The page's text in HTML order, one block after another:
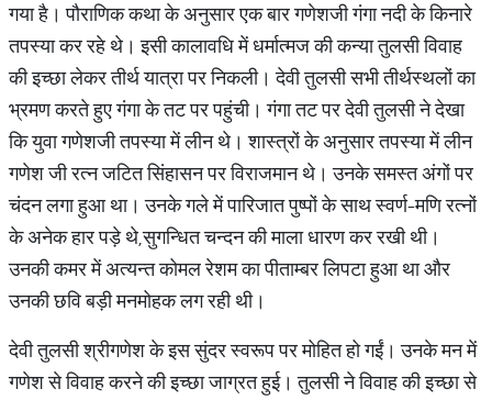
गया है। पौराणिक कथा के अनुसार एक बार गणेशजी गंगा नदी के किनारे
तपस्या कर रहे थे। इसी कालावधि में धर्मात्मज की कन्या तुलसी विवाह
की इच्छा लेकर तीर्थ यात्रा पर निकली। देवी तुलसी सभी तीर्थस्थलों का
भ्रमण करते हुए गंगा के तट पर पहुंची। गंगा तट पर देवी तुलसी ने देखा
कि युवा गणेशजी तपस्या में लीन थे। शास्त्रों के अनुसार तपस्या में लीन
गणेश जी रत्न जटित सिंहासन पर विराजमान थे। उनके समस्त अंगों पर
चंदन लगा हुआ था। उनके गले में पारिजात पुष्पों के साथ स्वर्ण-मणि रत्नों
के अनेक हार पड़े थे,सुगन्धित चन्दन की माला धारण कर रखी थी।
उनकी कमर में अत्यन्त कोमल रेशम का पीताम्बर लिपटा हुआ था और
उनकी छवि बड़ी मनमोहक लग रही थी।
देवी तुलसी श्रीगणेश के इस सुंदर स्वरूप पर मोहित हो गईं। उनके मन में
गणेश से विवाह करने की इच्छा जाग्रत हुई। तुलसी ने विवाह की इच्छा से